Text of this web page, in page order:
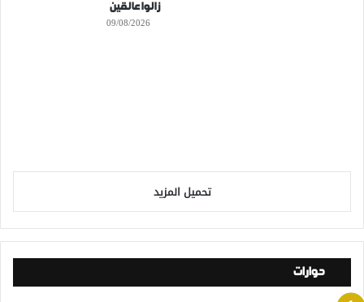
زالوا عالقين
09/08/2026
تحميل المزيد
حوارات